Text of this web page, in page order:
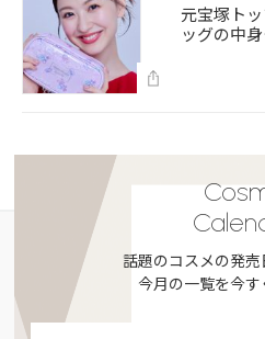
元宝塚ト
ッグの中
話題のコスメの発売
今月の一覧を今す